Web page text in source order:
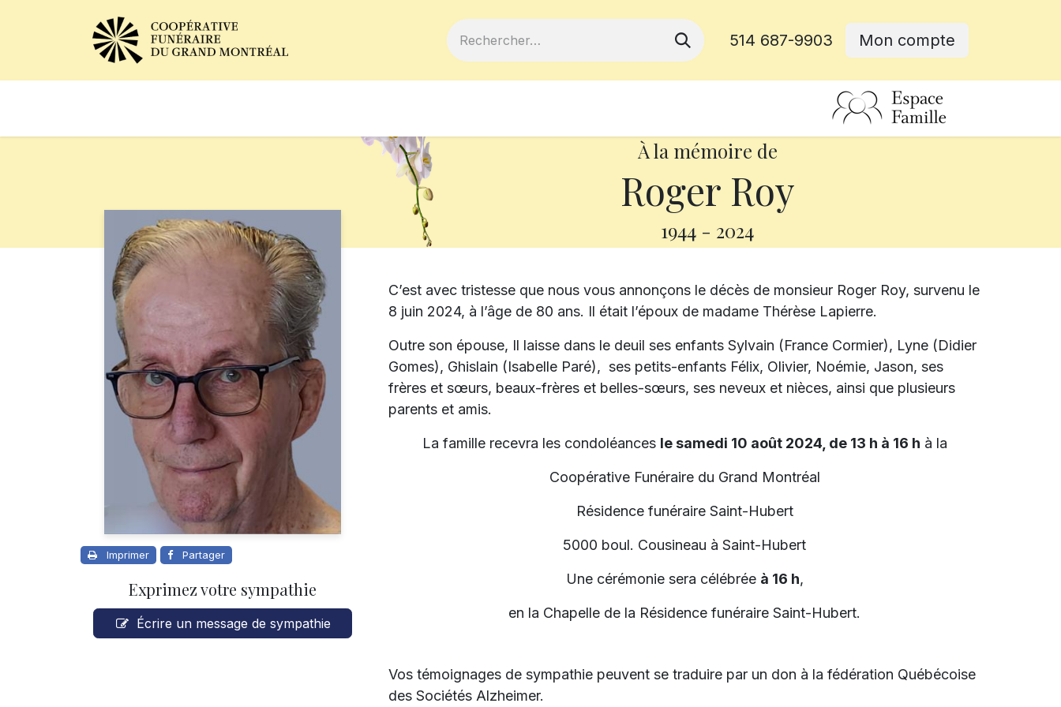
514 687-9903 Mon compte
À la mémoire de
Roger Roy
1944 - 2024
Imprimer Partager
Exprimez votre sympathie
Écrire un message de sympathie
C’est avec tristesse que nous vous annonçons le décès de monsieur Roger Roy, survenu le
8 juin 2024, à l’âge de 80 ans. Il était l’époux de madame Thérèse Lapierre.
Outre son épouse, Il laisse dans le deuil ses enfants Sylvain (France Cormier), Lyne (Didier
Gomes), Ghislain (Isabelle Paré), ses petits-enfants Félix, Olivier, Noémie, Jason, ses
frères et sœurs, beaux-frères et belles-sœurs, ses neveux et nièces, ainsi que plusieurs
parents et amis.
La famille recevra les condoléances le samedi 10 août 2024, de 13 h à 16 h à la
Coopérative Funéraire du Grand Montréal
Résidence funéraire Saint-Hubert
5000 boul. Cousineau à Saint-Hubert
Une cérémonie sera célébrée à 16 h,
en la Chapelle de la Résidence funéraire Saint-Hubert.
Vos témoignages de sympathie peuvent se traduire par un don à la fédération Québécoise
des Sociétés Alzheimer.